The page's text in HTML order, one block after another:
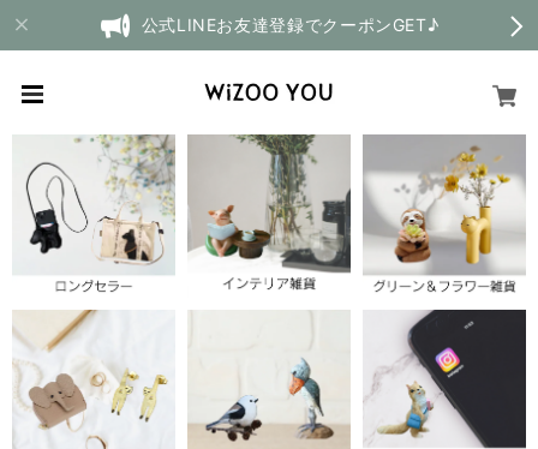
公式LINEお友達登録でクーポンGET♪